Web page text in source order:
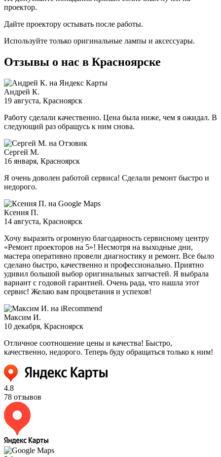
проектор.
Дайте проектору остывать после работы.
Используйте только оригинальные лампы и аксессуары.
Отзывы о нас в Красноярске
Андрей К.
19 августа, Красноярск
Работу сделали качественно. Цена была ниже, чем я ожидал. В
следующий раз обращусь к ним снова.
Сергей М.
16 января, Красноярск
Я очень доволен работой сервиса! Сделали ремонт быстро и
недорого.
Ксения П.
14 августа, Красноярск
Хочу выразить огромную благодарность сервисному центру
«Ремонт проекторов на 5»! Несмотря на выходные дни,
мастера оперативно провели диагностику и ремонт. Все было
сделано быстро, качественно и профессионально. Приятно
удивил большой выбор оригинальных запчастей. Я выбрала
вариант с годовой гарантией. Очень рада, что нашла этот
сервис! Желаю вам процветания и успехов!
Максим И.
10 декабря, Красноярск
Отличное соотношение цены и качества! Быстро,
качественно, недорого. Теперь буду обращаться только к ним!
4.8
78 отзывов